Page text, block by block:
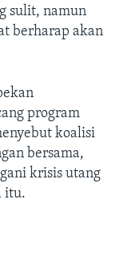
sulit, namun
berharap akan
program
koalisi
bersama,
krisis utang
itu.